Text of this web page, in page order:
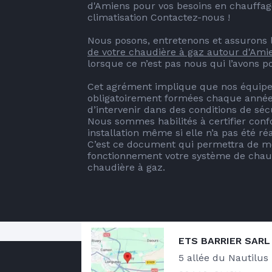
d'Amiens pour vos besoins en
climatisation Contactez-nous !
Nous posons, entretenons et assurons
de votre chaudière à gaz autour
lorsque ce n’est pas nous qui l’avons
Cet agrément implique que nos
obligatoirement formées chaque
d’intervenir dans des conditions de
Nous sommes habilités à certifier
installation même si elle n’a pas été
C’est ce document qui permettra de
fonctionnement votre système de
chaudière à gaz.
Notre zone d'intervention
ETS BARRIER SARL
5 allée du Nautilus